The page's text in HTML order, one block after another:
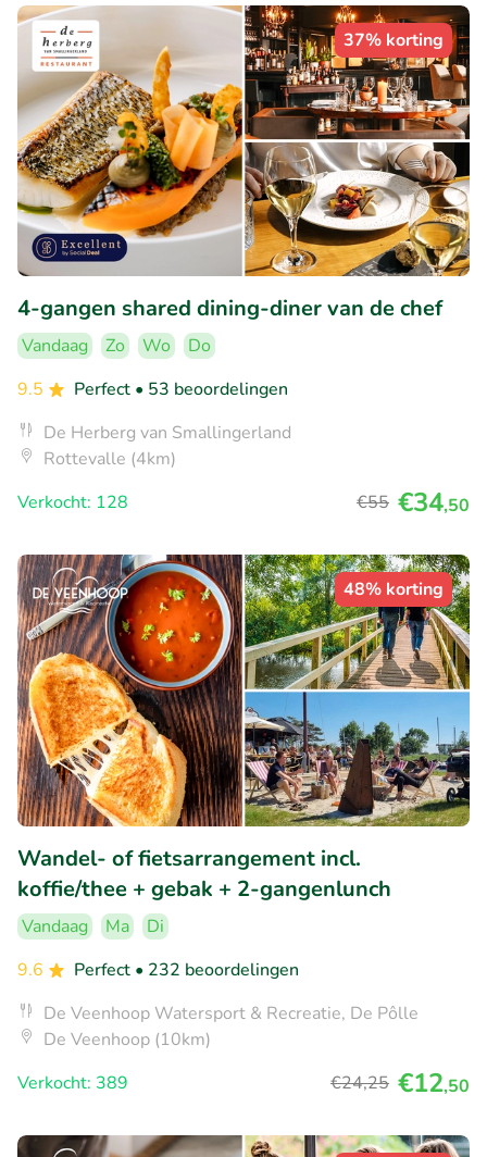
37% korting
4-gangen shared dining-diner van de chef
Vandaag Zo Wo
Do
9.5
Perfect • 53 beoordelingen
De Herberg van Smallingerland
Rottevalle (4km)
Verkocht: 128
€55 €34,50
48% korting
Wandel- of fietsarrangement incl.
koffie/thee + gebak + 2-gangenlunch
Vandaag Ma
Di
9.6
Perfect • 232 beoordelingen
De Veenhoop Watersport & Recreatie, De Pôlle
De Veenhoop (10km)
Verkocht: 389
€24,25 €12,50